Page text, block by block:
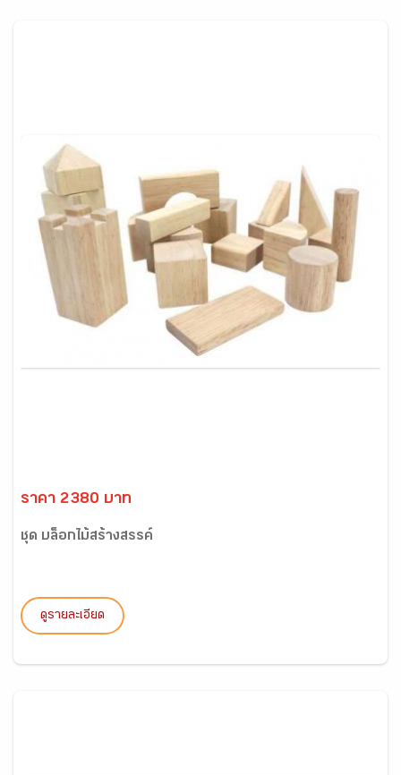
ราคา 2380 บาท
ชุด บล็อกไม้สร้างสรรค์
ดูรายละเอียด